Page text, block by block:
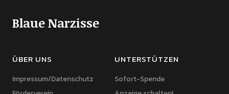
Blaue Narzisse
ÜBER UNS
Impressum/Datenschutz
UNTERSTÜTZEN
Sofort-Spende